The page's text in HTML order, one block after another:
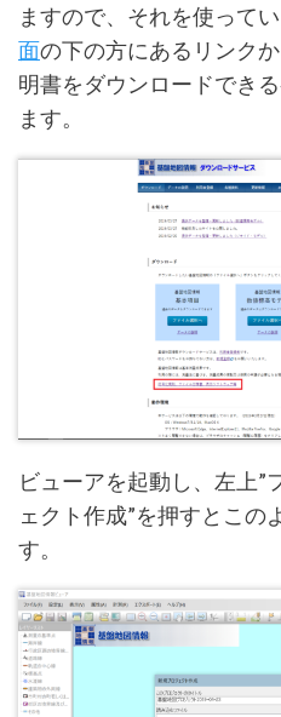
ますので、それを使ってい
面の下の方にあるリンク
明書をダウンロードでき
ます。
ビューアを起動し、左上”
ェクト作成”を押すとこの
す。